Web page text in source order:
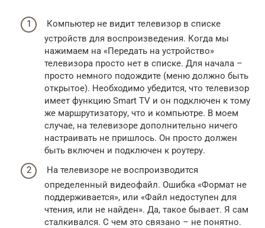
Компьютер не видит телевизор в списке
устройств для воспроизведения. Когда мы
нажимаем на «Передать на устройство»
телевизора просто нет в списке. Для начала –
просто немного подождите (меню должно быть
открытое). Необходимо убедится, что телевизор
имеет функцию Smart TV и он подключен к тому
же маршрутизатору, что и компьютре. В моем
случае, на телевизоре дополнительно ничего
настраивать не пришлось. Он просто должен
быть включен и подключен к роутеру.
На телевизоре не воспроизводится
определенный видеофайл. Ошибка «Формат не
поддерживается», или «Файл недоступен для
чтения, или не найден». Да, такое бывает. Я сам
сталкивался. С чем это связано – не понятно.